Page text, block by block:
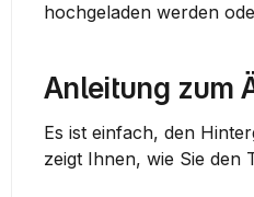
hochgeladen werden
Anleitung zum
Es ist einfach, den
zeigt Ihnen, wie Sie den